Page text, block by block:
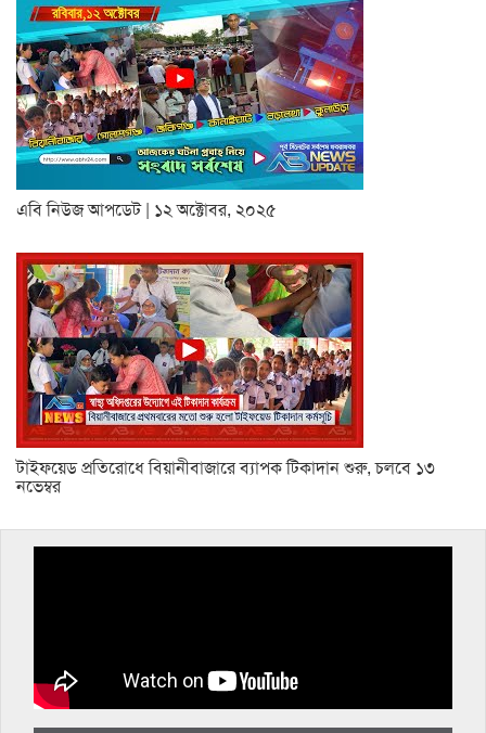
এবি নিউজ আপডেট | ১২ অক্টোবর, ২০২৫
টাইফয়েড প্রতিরোধে বিয়ানীবাজারে ব্যাপক টিকাদান শুরু, চলবে ১৩
নভেম্বর